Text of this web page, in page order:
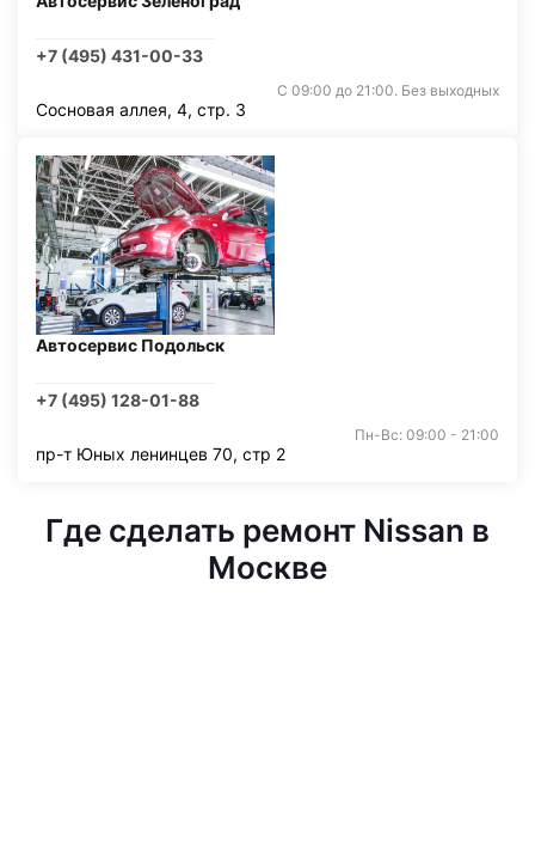
+7 (495) 431-00-33
С 09:00 до 21:00. Без выходных
Сосновая аллея, 4, стр. 3
Автосервис Подольск
+7 (495) 128-01-88
Пн-Вс: 09:00 - 21:00
пр-т Юных ленинцев 70, стр 2
Где сделать ремонт Nissan в
Москве